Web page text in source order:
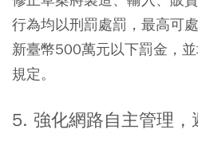
行為均以刑罰處罰，最高可
新臺幣500萬元以下罰金，
規定。
5. 強化網路自主管理，